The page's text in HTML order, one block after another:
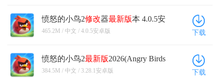
愤怒的小鸟2修改器最新版本 4.0.5安
卓版
465.2M / 中文 / 4.0.5安卓版 下载
愤怒的小鸟2最新版2026(Angry Birds
2) 3.28.1安卓版
384.5M / 中文 / 3.28.1安卓版 下载